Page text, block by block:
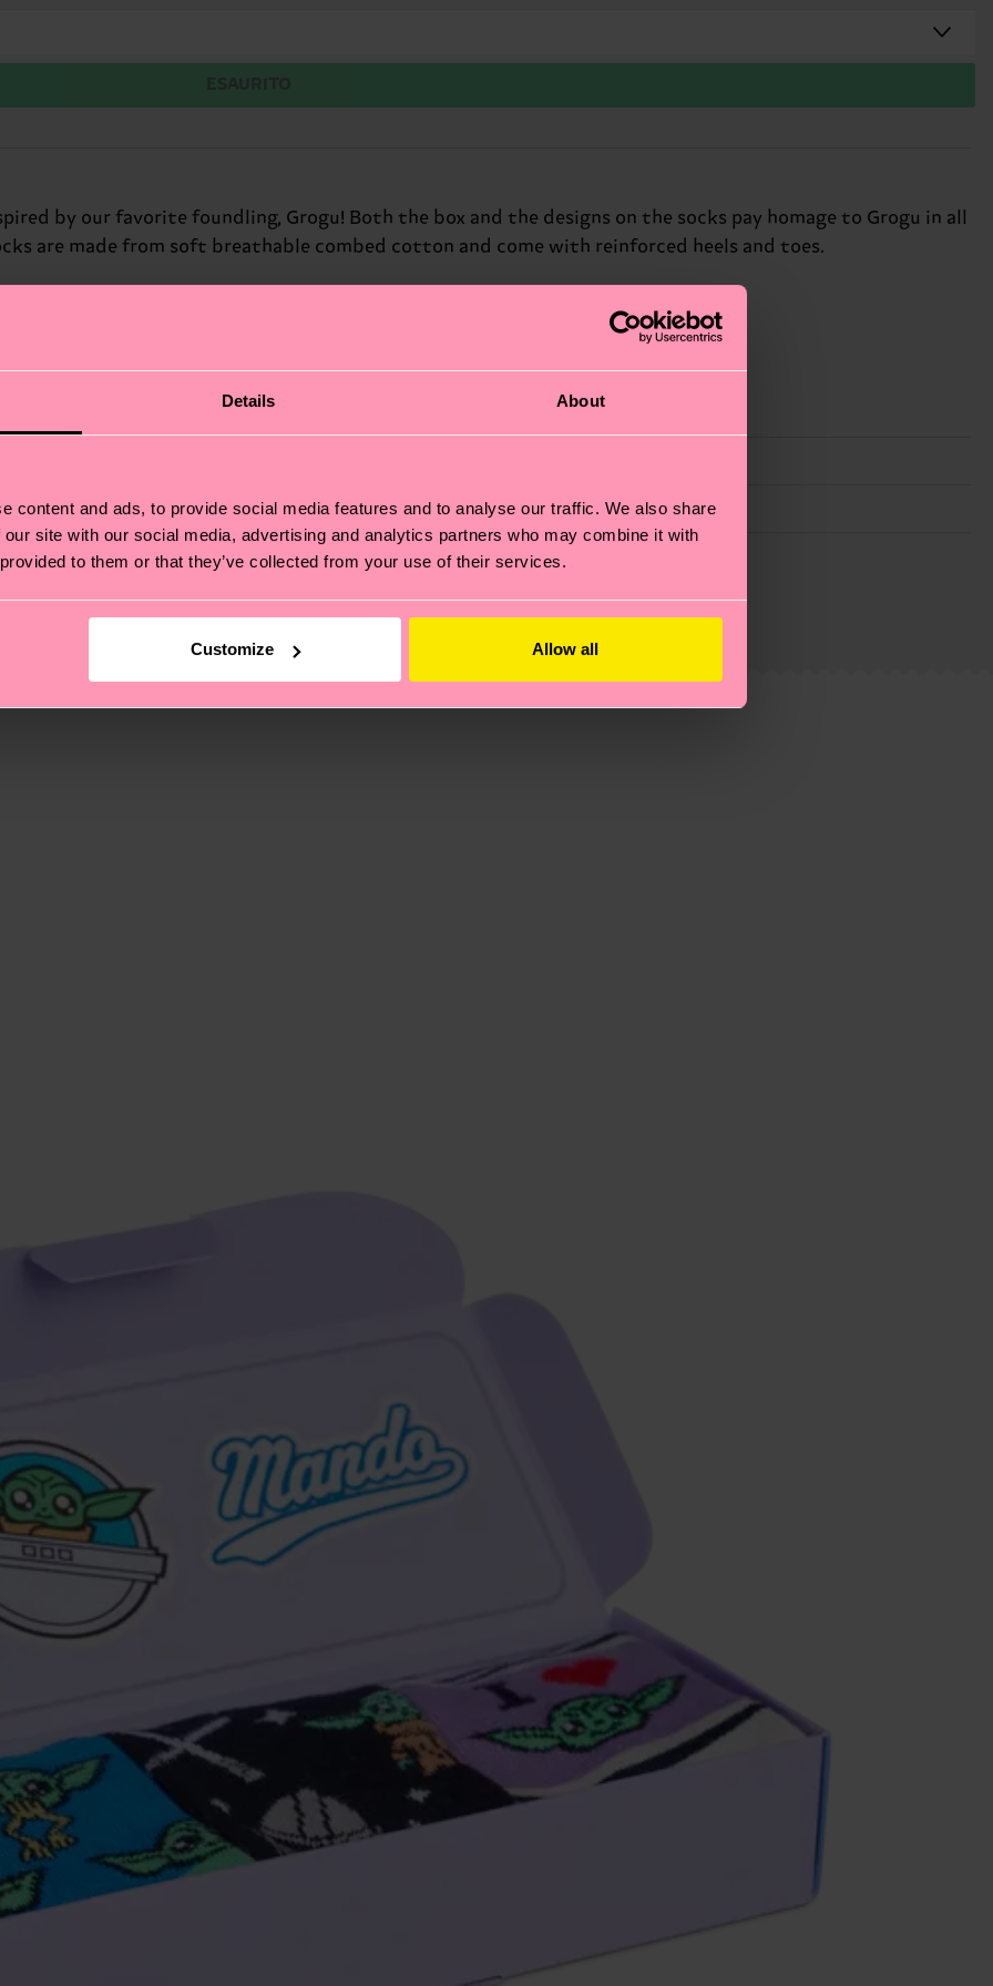
Details About
content and ads, to provide social media features and to analyse our traffic. We also share
site with our social media, advertising and analytics partners who may combine it with
to them or that they’ve collected from your use of their services.
Customize Allow all
by our favorite foundling, Grogu! Both the box and the designs on the socks pay homage to Grogu in all
are made from soft breathable combed cotton and come with reinforced heels and toes.
si ferma alla qualità o alle certificazioni, ma include filiere etiche, meno emissioni, amore per i calzini… e
è di 5-8 giorni lavorativi. Tieni presente che si tratta solo di una stima: la consegna effettiva